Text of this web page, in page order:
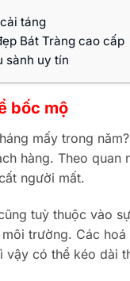
táng
Bát Tràng cao cấp
sành uy tín
bốc mộ
mấy trong
hàng. Theo
người mất.
tuỳ thuộc vào
trường. Các
có thể kéo dài